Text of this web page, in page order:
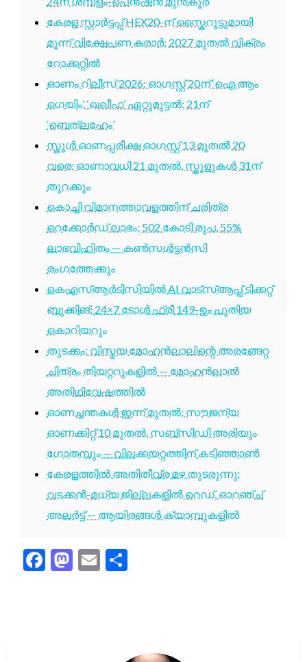
കേരള സ്റ്റാർട്ടപ്പ് HEX20-ന് സ്കൈറൂട്ടുമായി
മൂന്ന് വിക്ഷേപണ കരാർ; 2027 മുതൽ വിക്രം
റോക്കറ്റിൽ
ഓണം റിലീസ് 2026: ഓഗസ്റ്റ് 20ന് ‘ഐ ആം
ഗെയിം’, ‘ഖലീഫ’ ഏറ്റുമുട്ടൽ; 21ന്
‘ബെത്‌ലഹേം’
സ്കൂൾ ഓണപ്പരീക്ഷ ഓഗസ്റ്റ് 13 മുതൽ 20
വരെ; ഓണാവധി 21 മുതൽ, സ്കൂളുകൾ 31ന്
തുറക്കും
കൊച്ചി വിമാനത്താവളത്തിന് ചരിത്ര
റെക്കോർഡ് ലാഭം; 502 കോടി രൂപ, 55%
ലാഭവിഹിതം — കൺസൾട്ടൻസി
രംഗത്തേക്കും
കെഎസ്ആർടിസിയിൽ AI വാട്സ്ആപ്പ് ടിക്കറ്റ്
ബുക്കിങ്; 24×7 ടോൾ ഫ്രീ 149-ഉം പുതിയ
കൊറിയറും
തുടക്കം: വിസ്മയ മോഹൻലാലിന്റെ അരങ്ങേറ്റ
ചിത്രം തിയറ്ററുകളിൽ — മോഹൻലാൽ
അതിഥിവേഷത്തിൽ
ഓണച്ചന്തകൾ ഇന്ന് മുതൽ; സൗജന്യ
ഓണക്കിറ്റ് 10 മുതൽ, സബ്സിഡി അരിയും
ഗോതമ്പും — വിലക്കയറ്റത്തിന് കടിഞ്ഞാൺ
കേരളത്തിൽ അതിതീവ്ര മഴ തുടരുന്നു;
വടക്കൻ-മധ്യ ജില്ലകളിൽ റെഡ്, ഓറഞ്ച്
അലർട്ട് — ആയിരങ്ങൾ ക്യാമ്പുകളിൽ
Facebook
Mastodon
Email